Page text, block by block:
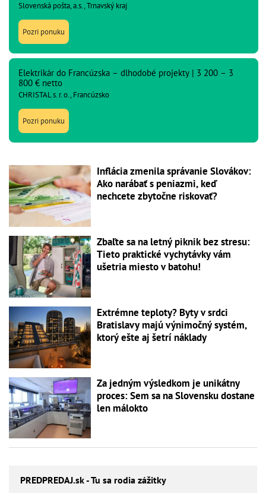
Slovenská pošta, a.s., Trnavský kraj
Pozri ponuku
Elektrikár do Francúzska – dlhodobé projekty | 3 200 – 3
800 € netto
CHRISTAL s. r. o., Francúzsko
Pozri ponuku
Inflácia zmenila správanie Slovákov:
Ako narábať s peniazmi, keď
nechcete zbytočne riskovať?
Zbaľte sa na letný piknik bez stresu:
Tieto praktické vychytávky vám
ušetria miesto v batohu!
Extrémne teploty? Byty v srdci
Bratislavy majú výnimočný systém,
ktorý ešte aj šetrí náklady
Za jedným výsledkom je unikátny
proces: Sem sa na Slovensku dostane
len málokto
PREDPREDAJ.sk - Tu sa rodia zážitky